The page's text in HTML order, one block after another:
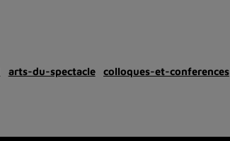
arts-du-spectacle colloques-et-conferences